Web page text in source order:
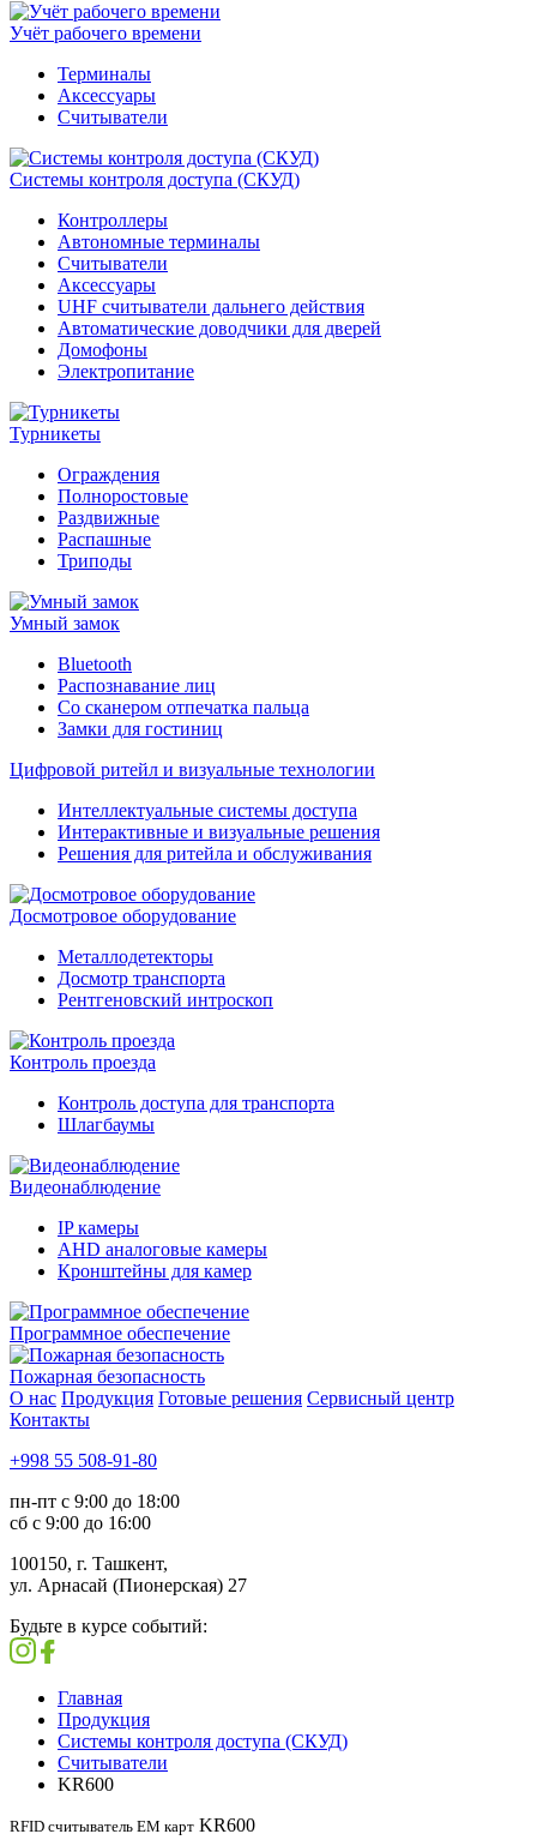
Учёт рабочего времени
Терминалы
Аксессуары
Считыватели
Системы контроля доступа (СКУД)
Контроллеры
Автономные терминалы
Считыватели
Аксессуары
UHF считыватели дальнего действия
Автоматические доводчики для дверей
Домофоны
Электропитание
Турникеты
Ограждения
Полноростовые
Раздвижные
Распашные
Триподы
Умный замок
Bluetooth
Распознавание лиц
Со сканером отпечатка пальца
Замки для гостиниц
Цифровой ритейл и визуальные технологии
Интеллектуальные системы доступа
Интерактивные и визуальные решения
Решения для ритейла и обслуживания
Досмотровое оборудование
Металлодетекторы
Досмотр транспорта
Рентгеновский интроскоп
Контроль проезда
Контроль доступа для транспорта
Шлагбаумы
Видеонаблюдение
IP камеры
AHD аналоговые камеры
Кронштейны для камер
Программное обеспечение
Пожарная безопасность
О нас Продукция Готовые решения Сервисный центр
Контакты
+998 55 508-91-80
пн-пт с 9:00 до 18:00
сб с 9:00 до 16:00
100150, г. Ташкент,
ул. Арнасай (Пионерская) 27
Будьте в курсе событий:
Главная
Продукция
Системы контроля доступа (СКУД)
Считыватели
KR600
RFID считыватель EM карт KR600